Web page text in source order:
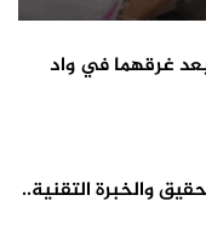
غرقهما في واد
والخبرة التقنية..